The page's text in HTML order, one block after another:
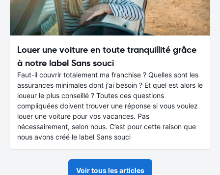
Louer une voiture en toute tranquillité grâce
à notre label Sans souci
Faut-il couvrir totalement ma franchise ? Quelles sont les
assurances minimales dont j'ai besoin ? Et quel est alors le
loueur le plus conseillé ? Toutes ces questions
compliquées doivent trouver une réponse si vous voulez
louer une voiture pour vos vacances. Pas
nécessairement, selon nous. C’est pour cette raison que
nous avons créé le label Sans souci
Voir tous les articles